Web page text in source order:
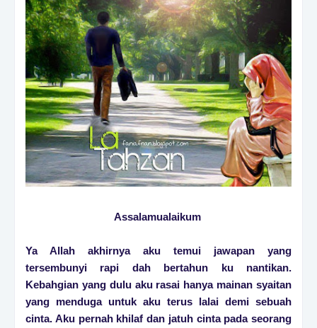
Assalamualaikum
Ya Allah akhirnya aku temui jawapan yang
tersembunyi rapi dah bertahun ku nantikan.
Kebahgian yang dulu aku rasai hanya mainan syaitan
yang menduga untuk aku terus lalai demi sebuah
cinta. Aku pernah khilaf dan jatuh cinta pada seorang